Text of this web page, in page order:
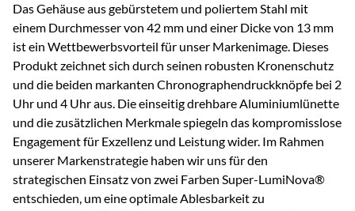
Das Gehäuse aus gebürstetem und poliertem Stahl mit
einem Durchmesser von 42 mm und einer Dicke von 13 mm
ist ein Wettbewerbsvorteil für unser Markenimage. Dieses
Produkt zeichnet sich durch seinen robusten Kronenschutz
und die beiden markanten Chronographendruckknöpfe bei 2
Uhr und 4 Uhr aus. Die einseitig drehbare Aluminiumlünette
und die zusätzlichen Merkmale spiegeln das kompromisslose
Engagement für Exzellenz und Leistung wider. Im Rahmen
unserer Markenstrategie haben wir uns für den
strategischen Einsatz von zwei Farben Super-LumiNova®
entschieden, um eine optimale Ablesbarkeit zu